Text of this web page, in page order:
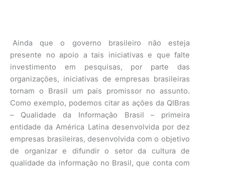
Ainda que o governo brasileiro não esteja
presente no apoio a tais iniciativas e que falte
investimento em pesquisas, por parte das
organizações, iniciativas de empresas brasileiras
tornam o Brasil um país promissor no assunto.
Como exemplo, podemos citar as ações da QIBras
– Qualidade da Informação Brasil – primeira
entidade da América Latina desenvolvida por dez
empresas brasileiras, desenvolvida com o objetivo
de organizar e difundir o setor da cultura de
qualidade da informação no Brasil, que conta com